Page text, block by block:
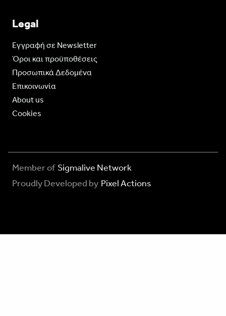
Legal
Eγγραφή σε Newsletter
Όροι και προϋποθέσεις
Προσωπικά Δεδομένα
Επικοινωνία
About us
Cookies
Member of Sigmalive Network
Proudly Developed by Pixel Actions